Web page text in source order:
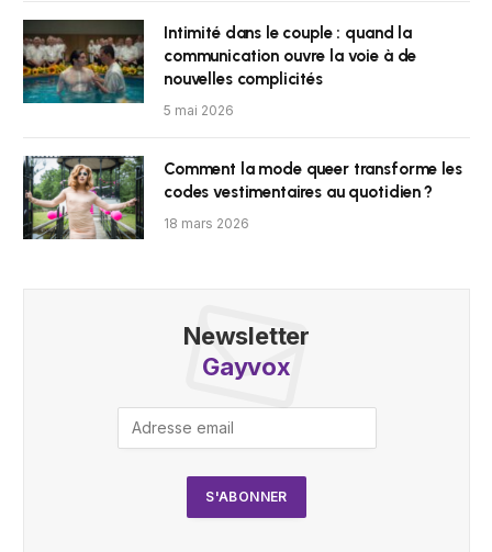
Intimité dans le couple : quand la
communication ouvre la voie à de
nouvelles complicités
5 mai 2026
Comment la mode queer transforme les
codes vestimentaires au quotidien ?
18 mars 2026
Newsletter
Gayvox